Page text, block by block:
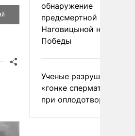
обнаружение
предсмертной записки
Наговицыной на пике
Победы
Ученые разрушили миф
«гонке
при оплодотворении